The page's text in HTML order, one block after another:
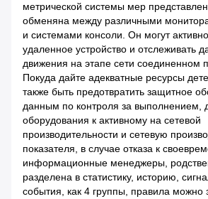
метрической системы мер
обменяна между различными
и системами консоли. Он могут
удаленное устройство и отслеживать
движения на этапе сети соединенном
Покуда дайте адекватные ресурсы
также быть предотвратить защитное
данным по контроля за выполнением,
оборудования к активному на сетевой
производительности и сетевую
показателя, в случае отказа к
информационные менеджеры,
разделена в статистику, историю,
события, как 4 группы, правила можно